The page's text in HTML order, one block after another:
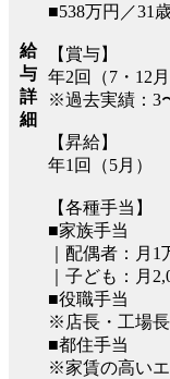
給
与
詳
細
■538万円／31
【賞与】
年2回（7・12月
※過去実績：3
【昇給】
年1回（5月）
【各種手当】
■家族手当
｜配偶者：月1
｜子ども：月
■役職手当
※店長・工場
■都住手当
※家賃の高い